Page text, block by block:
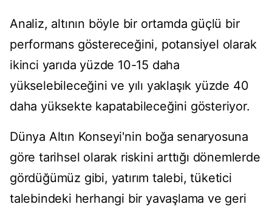
Analiz, altının böyle bir ortamda güçlü bir
performans göstereceğini, potansiyel olarak
ikinci yarıda yüzde 10-15 daha
yükselebileceğini ve yılı yaklaşık yüzde 40
daha yüksekte kapatabileceğini gösteriyor.
Dünya Altın Konseyi'nin boğa senaryosuna
göre tarihsel olarak riskini arttığı dönemlerde
gördüğümüz gibi, yatırım talebi, tüketici
talebindeki herhangi bir yavaşlama ve geri